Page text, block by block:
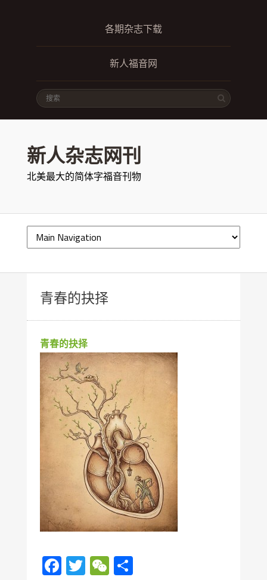
各期杂志下载
新人福音网
新人杂志网刊
北美最大的简体字福音刊物
青春的抉择
青春的抉择
Facebook
TwitterWeChat